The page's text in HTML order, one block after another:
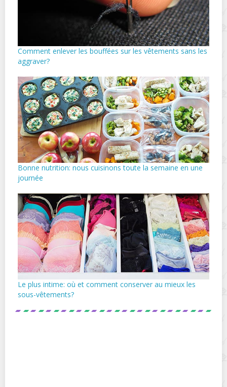
Comment enlever les bouffées sur les vêtements sans les
aggraver?
Bonne nutrition: nous cuisinons toute la semaine en une
journée
Le plus intime: où et comment conserver au mieux les
sous-vêtements?